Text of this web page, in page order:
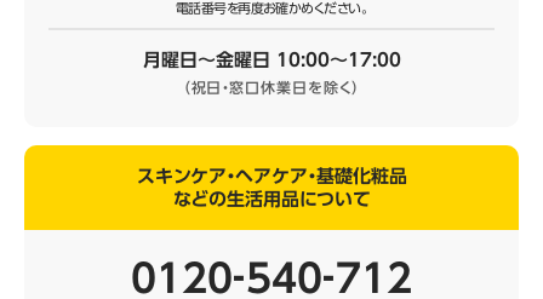
電話番号を再度お確かめください。
月曜日～金曜日 10:00～17:00
（祝日・窓口休業日を除く）
スキンケア・ヘアケア・基礎化粧品
などの生活用品について
0120‐540‐712